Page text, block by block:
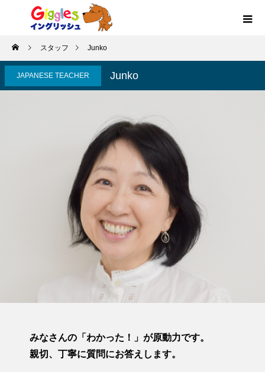
スタッフ Junko
JAPANESE TEACHER Junko
みなさんの「わかった！」が原動力です。
親切、丁寧に質問にお答えします。